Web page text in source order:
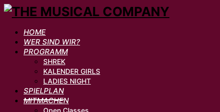
HOME
WER SIND WIR?
PROGRAMM
SHREK
KALENDER GIRLS
LADIES NIGHT
SPIELPLAN
MITMACHEN
Open Classes